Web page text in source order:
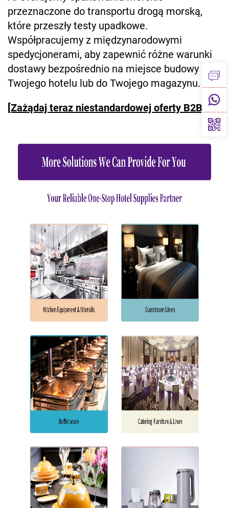
przeznaczone do transportu drogą morską,
które przeszły testy upadkowe.
Współpracujemy z międzynarodowymi
spedycjonerami, aby zapewnić różne warunki
dostawy bezpośrednio na miejsce budowy
Twojego hotelu lub do Twojego magazynu.
[Zażądaj teraz niestandardowej oferty B2B]